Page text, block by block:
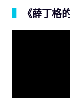
《薛丁格